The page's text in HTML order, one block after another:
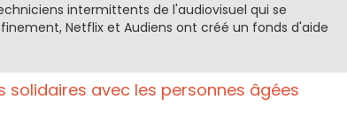
intermittents de l'audiovisuel qui se
Netflix et Audiens ont créé un fonds d'aide
solidaires avec les personnes âgées